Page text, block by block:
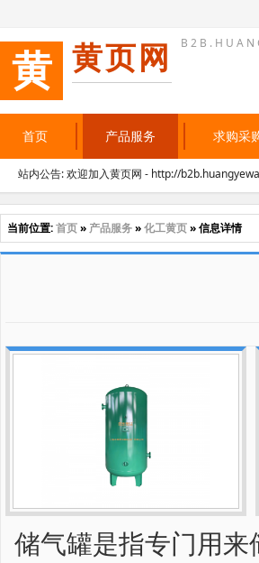
黄 黄页网
首页 产品服务 求购采
站内公告: 欢迎加入黄页网 - http://
当前位置:首页» 产品服务»化工黄页» 信息详情
储气罐是指专门用